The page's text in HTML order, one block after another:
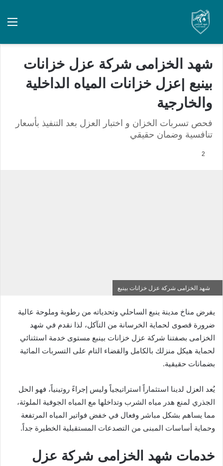
شهد الخزامى شركة عزل خزانات
بينبع |عزل خزانات المياه الداخلية
والخارجية
فحص تسربات الخزان و اختبار العزل بعد التنفيذ بأسعار
تنافسية وضمان حقيقي
2
شهد الخزامى شركة عزل خزانات بينبع
يفرض مناخ مدينة ينبع الساحلي وتحدياته من رطوبة وملوحة عالية
ضرورة قصوى لحماية الخرسانة من التآكل، لذا نقدم في شهد
الخزامى بصفتنا شركة عزل خزانات بينبع مستوى خدمة استثنائي
لحماية هيكل منزلك بالكامل والقضاء التام على التسربات المائية
بضمانات حقيقية.
يُعد العزل لدينا استثماراً استراتيجياً وليس إجراءً روتينياً، فهو الحل
الجذري لمنع هدر مياه الشرب وتداخلها مع المياه الجوفية الملوثة،
مما يساهم بشكل مباشر وفعال في خفض فواتير المياه المرتفعة
وحماية أساسات المبنى من التصدعات المستقبلية الخطيرة جداً.
خدمات شهد الخزامى شركة عزل